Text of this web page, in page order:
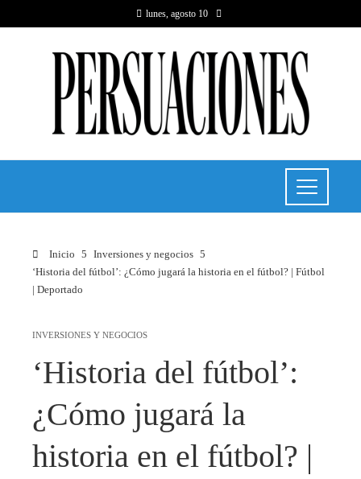
lunes, agosto 10
Inicio
Inversiones y negocios
‘Historia del fútbol’: ¿Cómo jugará la historia en el fútbol? | Fútbol
| Deportado
INVERSIONES Y NEGOCIOS
‘Historia del fútbol’:
¿Cómo jugará la
historia en el fútbol? |